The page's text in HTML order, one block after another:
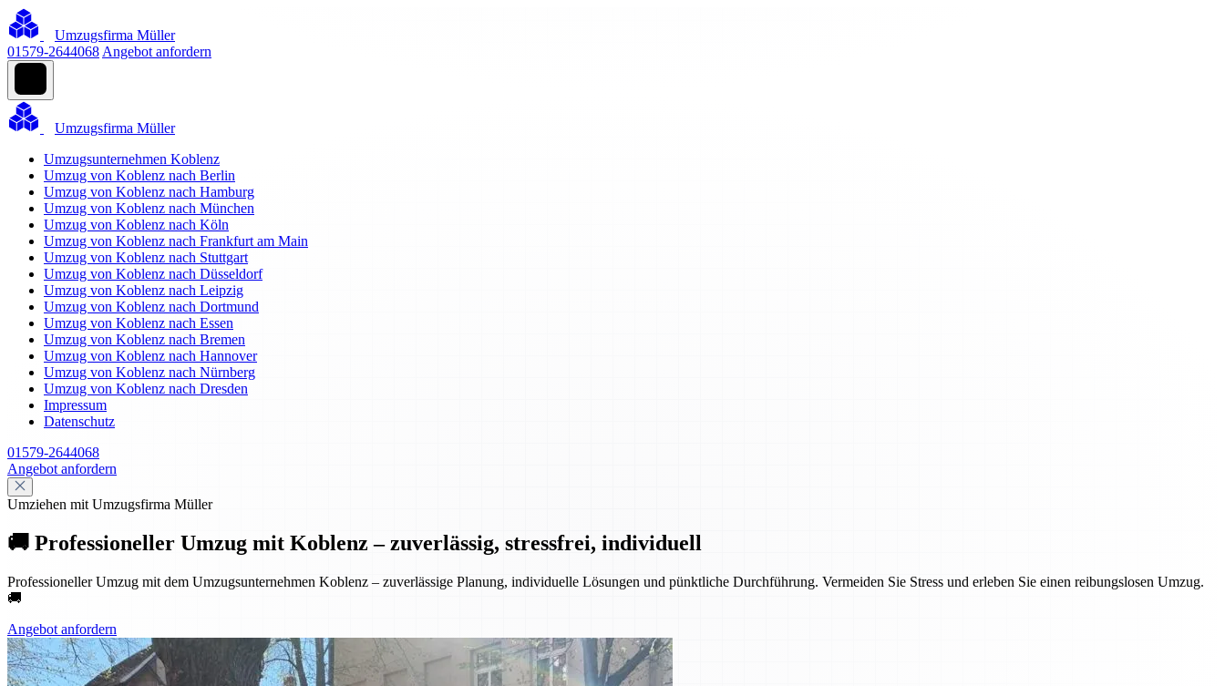
Umzugsfirma Müller
01579-2644068 Angebot anfordern
Umzugsfirma Müller
Umzugsunternehmen Koblenz
Umzug von Koblenz nach Berlin
Umzug von Koblenz nach Hamburg
Umzug von Koblenz nach München
Umzug von Koblenz nach Köln
Umzug von Koblenz nach Frankfurt am Main
Umzug von Koblenz nach Stuttgart
Umzug von Koblenz nach Düsseldorf
Umzug von Koblenz nach Leipzig
Umzug von Koblenz nach Dortmund
Umzug von Koblenz nach Essen
Umzug von Koblenz nach Bremen
Umzug von Koblenz nach Hannover
Umzug von Koblenz nach Nürnberg
Umzug von Koblenz nach Dresden
Impressum
Datenschutz
01579-2644068
Angebot anfordern
Umziehen mit Umzugsfirma Müller
🚚 Professioneller Umzug mit Koblenz – zuverlässig, stressfrei, individuell
Professioneller Umzug mit dem Umzugsunternehmen Koblenz – zuverlässige Planung, individuelle Lösungen und pünktliche Durchführung. Vermeiden Sie Stress und erleben Sie einen reibungslosen Umzug.
🚚
Angebot anfordern